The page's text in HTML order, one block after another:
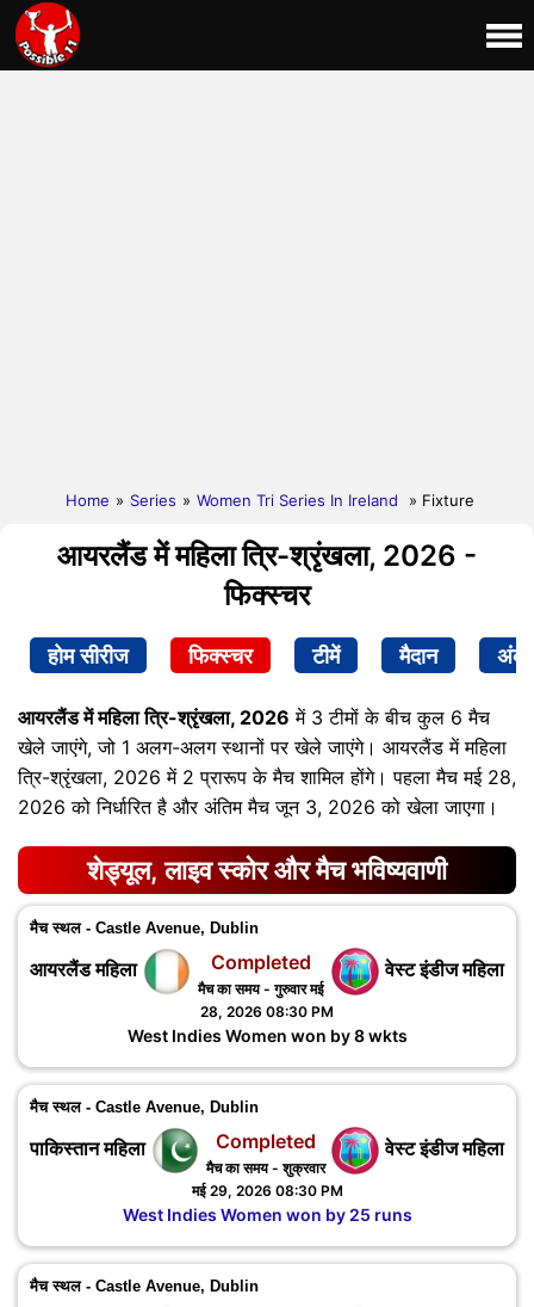
Home » Series » Women Tri Series In Ireland » Fixture
आयरलैंड में महिला त्रि-श्रृंखला, 2026 -
फिक्स्चर
होम सीरीज फिक्स्चर टीमें मैदान अंक
आयरलैंड में महिला त्रि-श्रृंखला, 2026 में 3 टीमों के बीच कुल 6 मैच
खेले जाएंगे, जो 1 अलग-अलग स्थानों पर खेले जाएंगे। आयरलैंड में महिला
त्रि-श्रृंखला, 2026 में 2 प्रारूप के मैच शामिल होंगे। पहला मैच मई 28,
2026 को निर्धारित है और अंतिम मैच जून 3, 2026 को खेला जाएगा।
शेड्यूल, लाइव स्कोर और मैच भविष्यवाणी
मैच स्थल - Castle Avenue, Dublin
आयरलैंड महिला वेस्ट इंडीज महिला
Completed
मैच का समय - गुरुवार मई
28, 2026 08:30 PM
West Indies Women won by 8 wkts
मैच स्थल - Castle Avenue, Dublin
पाकिस्तान महिला वेस्ट इंडीज महिला
Completed
मैच का समय - शुक्रवार
मई 29, 2026 08:30 PM
West Indies Women won by 25 runs
मैच स्थल - Castle Avenue, Dublin